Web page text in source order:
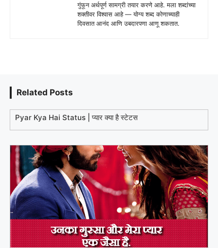
गुंफून अर्थपूर्ण सामग्री तयार करणे आहे. मला शब्दांच्या
शक्तीवर विश्वास आहे — योग्य शब्द कोणाच्याही
दिवसात आनंद आणि उबदारपणा आणू शकतात.
Related Posts
Pyar Kya Hai Status | प्यार क्या है स्टेटस